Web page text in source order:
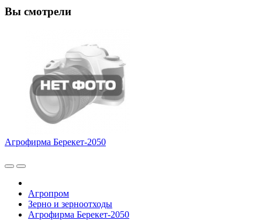
Вы смотрели
Агрофирма Берекет-2050
Агропром
Зерно и зерноотходы
Агрофирма Берекет-2050